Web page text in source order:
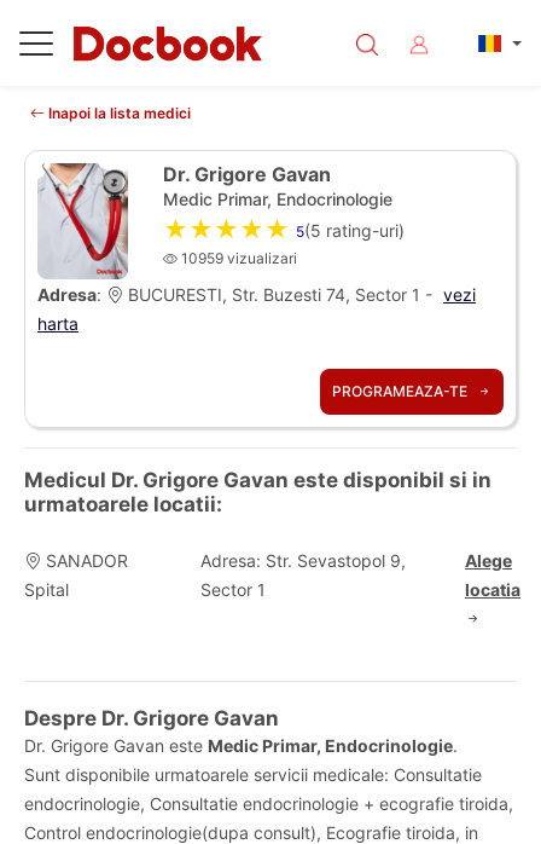
Inapoi la lista medici
Dr. Grigore Gavan
Medic Primar, Endocrinologie
★★★★★ 5(5 rating-uri)
10959 vizualizari
Adresa: BUCURESTI, Str. Buzesti 74, Sector 1 - vezi
harta
PROGRAMEAZA-TE
Medicul Dr. Grigore Gavan este disponibil si in
urmatoarele locatii:
SANADOR
Spital
Adresa: Str. Sevastopol 9,
Sector 1
Alege
locatia
Despre Dr. Grigore Gavan
Dr. Grigore Gavan este Medic Primar, Endocrinologie.
Sunt disponibile urmatoarele servicii medicale: Consultatie
endocrinologie, Consultatie endocrinologie + ecografie tiroida,
Control endocrinologie(dupa consult), Ecografie tiroida, in